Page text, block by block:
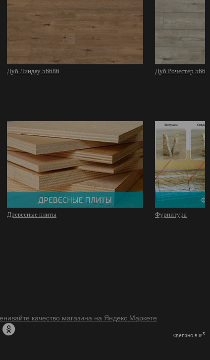
Дуб Линдау 56686 Дуб Рочестер
Древесные плиты Фурнитура
Сделано в IP3